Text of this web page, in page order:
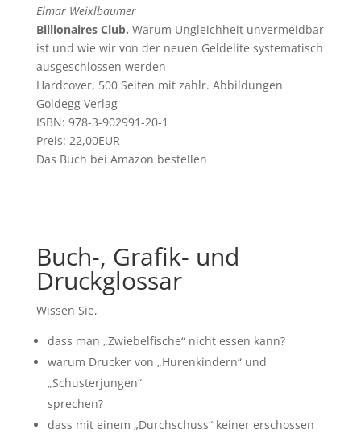
Elmar Weixlbaumer
Billionaires Club. Warum Ungleichheit unvermeidbar
ist und wie wir von der neuen Geldelite systematisch
ausgeschlossen werden
Hardcover, 500 Seiten mit zahlr. Abbildungen
Goldegg Verlag
ISBN: 978-3-902991-20-1
Preis: 22,00EUR
Das Buch bei Amazon bestellen
Buch-, Grafik- und
Druckglossar
Wissen Sie,
dass man „Zwiebelfische“ nicht essen kann?
warum Drucker von „Hurenkindern“ und
„Schusterjungen“
sprechen?
dass mit einem „Durchschuss“ keiner erschossen